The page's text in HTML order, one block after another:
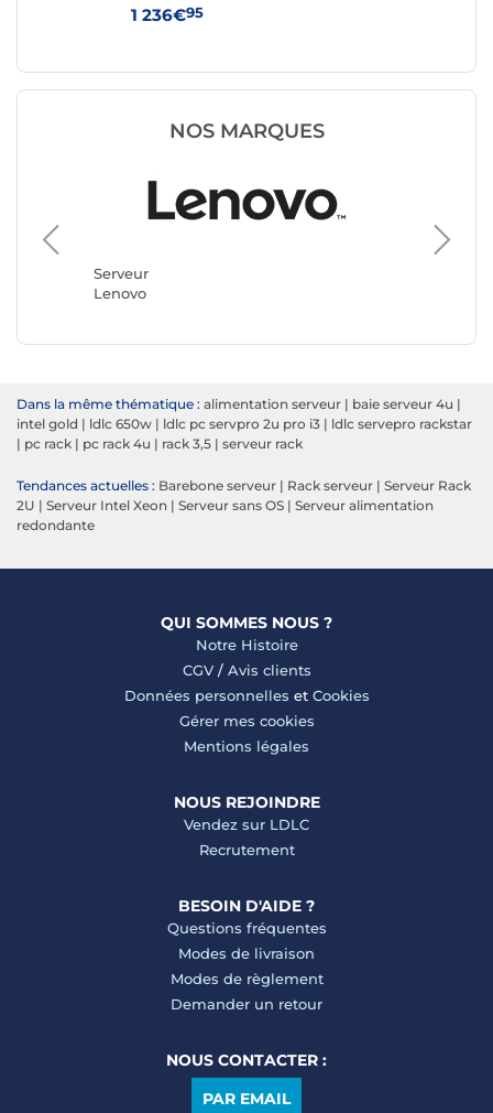
1 236€95
NOS MARQUES
Serveur
Lenovo
Dans la même thématique : alimentation serveur | baie serveur 4u |
intel gold | ldlc 650w | ldlc pc servpro 2u pro i3 | ldlc servepro rackstar
| pc rack | pc rack 4u | rack 3,5 | serveur rack
Tendances actuelles : Barebone serveur | Rack serveur | Serveur Rack
2U | Serveur Intel Xeon | Serveur sans OS | Serveur alimentation
redondante
QUI SOMMES NOUS ?
Notre Histoire
CGV/ Avis clients
Données personnelles et Cookies
Gérer mes cookies
Mentions légales
NOUS REJOINDRE
Vendez sur LDLC
Recrutement
BESOIN D'AIDE ?
Questions fréquentes
Modes de livraison
Modes de règlement
Demander un retour
NOUS CONTACTER :
PAR EMAIL